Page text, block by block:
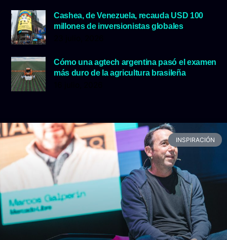
Cashea, de Venezuela, recauda USD 100
millones de inversionistas globales
Cómo una agtech argentina pasó el examen
más duro de la agricultura brasileña
INSPIRACIÓN